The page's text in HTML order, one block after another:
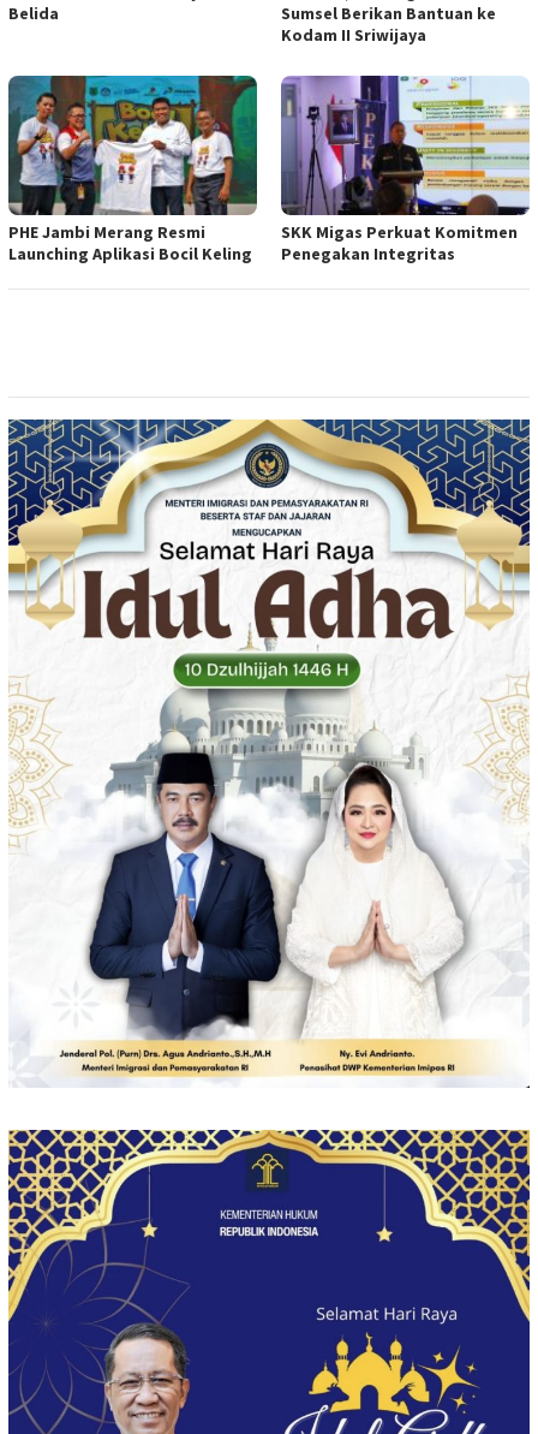
Belida
Sumsel Berikan Bantuan ke
Kodam II Sriwijaya
PHE Jambi Merang Resmi
Launching Aplikasi Bocil Keling
SKK Migas Perkuat Komitmen
Penegakan Integritas